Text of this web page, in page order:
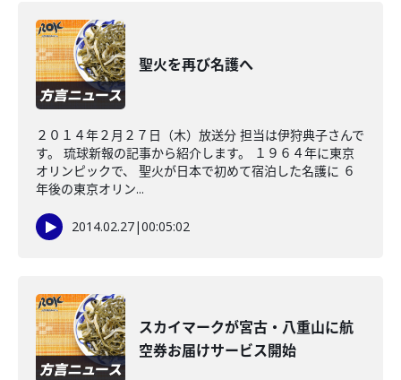
聖火を再び名護へ
２０１４年２月２７日（木）放送分 担当は伊狩典子さんで
す。 琉球新報の記事から紹介します。 １９６４年に東京
オリンピックで、 聖火が日本で初めて宿泊した名護に ６
年後の東京オリン...
2014.02.27|00:05:02
スカイマークが宮古・八重山に航
空券お届けサービス開始